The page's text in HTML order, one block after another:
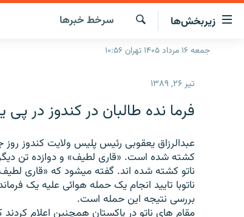
لینک‌های
قابلیت
دسترسی
زیربخش‌ها
صفحه اصلی
انتخاب کنید و بشنوید
برنامه‌های رادیویی
فرکانس‌ها
چندرسانه‌ای
گزارش‌های تصویری
گزارش‌های ویدئویی
جستجو
سرخط‌ خبرها
جمعه ۱۶ مرداد ۱۴۰۵ تهران ۱۰:۵۶
تیر ۲۶, ۱۳۸۹
فرما نده طالبان در کندوز در
عبدالرزاق يعقوبی رئيس پليس ولايت کندوز
کشته شده است. «قاری لطيف» و دوازده تن
ناتو کشته شده اند. گفته ميشود که «قاری
ناتوبا تاييد انجام يک حمله هوائی عليه يک
بررسی نتيجه اين حمله است.
مقام های ناتو در پاکستان همچنين اعلام